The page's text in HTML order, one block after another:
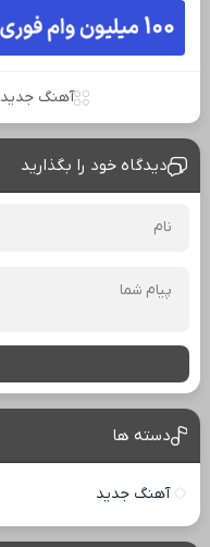
آهنگ جدید
دیدگاه خود را بگذارید
دسته ها
آهنگ جدید